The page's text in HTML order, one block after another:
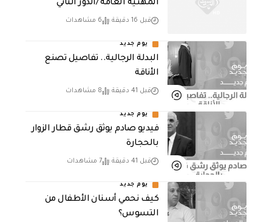
المهنية العامة /الدور الثاني
قبل 16 دقيقة 6 مشاهدات
يوم جديد
البدلة الرجالية.. تفاصيل تصنع
الأناقة
قبل 41 دقيقة 8 مشاهدات
يوم جديد
فيديو صادم يوثق رشق قطار الزوار
بالحجارة
قبل 41 دقيقة 7 مشاهدات
يوم جديد
كيف نحمي أسنان الأطفال من
التسوس؟